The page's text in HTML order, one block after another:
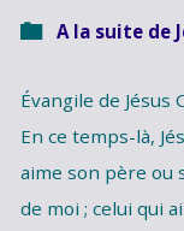
A la suite de
Évangile de
En ce temps-là,
aime son père ou
de moi ; celui qui